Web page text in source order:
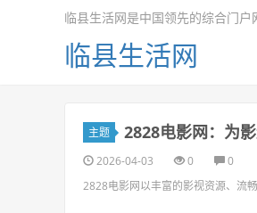
临县生活网是中国领先的综合门户
临县生活网
主题 2828电影网：为
2026-04-03 0
0
2828电影网以丰富的影视资源、流